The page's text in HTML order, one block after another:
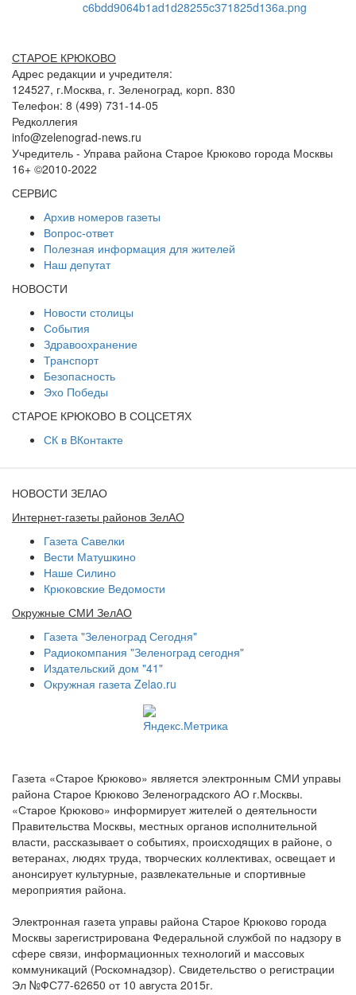
СТАРОЕ КРЮКОВО
Адрес редакции и учредителя:
124527, г.Москва, г. Зеленоград, корп. 830
Телефон: 8 (499) 731-14-05
Редколлегия
info@zelenograd-news.ru
Учредитель - Управа района Старое Крюково города Москвы
16+ ©2010-2022
СЕРВИС
Архив номеров газеты
Вопрос-ответ
Полезная информация для жителей
Наш депутат
НОВОСТИ
Новости столицы
События
Здравоохранение
Транспорт
Безопасность
Эхо Победы
СТАРОЕ КРЮКОВО В СОЦСЕТЯХ
СК в ВКонтакте
НОВОСТИ ЗЕЛАО
Интернет-газеты районов ЗелАО
Газета Савелки
Вести Матушкино
Наше Силино
Крюковские Ведомости
Окружные СМИ ЗелАО
Газета "Зеленоград Сегодня"
Радиокомпания "Зеленоград сегодня"
Издательский дом "41"
Окружная газета Zelao.ru
Газета «Старое Крюково» является электронным СМИ управы
района Старое Крюково Зеленоградского АО г.Москвы.
«Старое Крюково» информирует жителей о деятельности
Правительства Москвы, местных органов исполнительной
власти, рассказывает о событиях, происходящих в районе, о
ветеранах, людях труда, творческих коллективах, освещает и
анонсирует культурные, развлекательные и спортивные
мероприятия района.
Электронная газета управы района Старое Крюково города
Москвы зарегистрирована Федеральной службой по надзору в
сфере связи, информационных технологий и массовых
коммуникаций (Роскомнадзор). Свидетельство о регистрации
Эл №ФС77-62650 от 10 августа 2015г.